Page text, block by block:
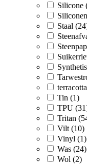
Silicone
Staal
Tin (1)
TPU
Tritan
Vilt (10)
Vinyl (1)
Was (24)
Wol (2)